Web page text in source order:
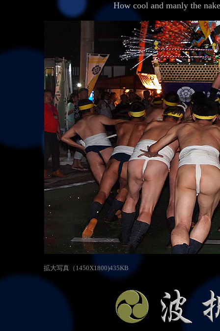
How cool and manly the
拡大写真（1450X1800)435KB